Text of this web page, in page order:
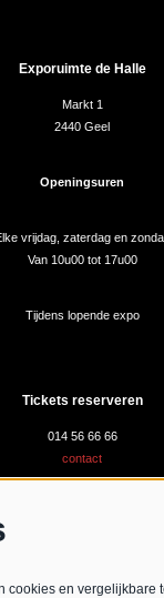
Exporuimte de Halle
Markt 1
2440 Geel
Openingsuren
vrijdag, zaterdag en
Van 10u00 tot 17u00
Tijdens lopende expo
Tickets reserveren
014 56 66 66
contact
cookies en vergelijkbare